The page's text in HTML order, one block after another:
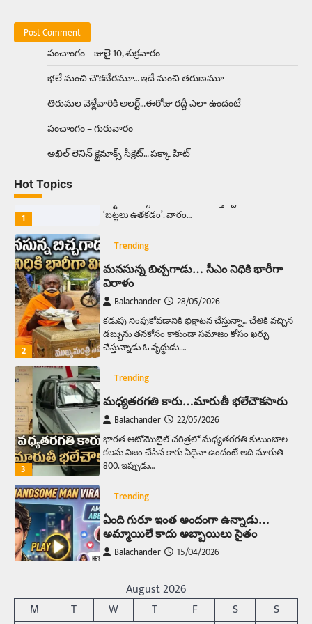
పంచాంగం – జులై 10, శుక్రవారం
భలే మంచి చౌకబేరమూ… ఇదే మంచి తరుణమూ
తిరుమల వెళ్లేవారికి అలర్ట్‌…ఈరోజు రద్దీ ఎలా ఉందంటే
పంచాంగం – గురువారం
అఖిల్‌ లెనిన్ క్లైమాక్స్‌ సీక్రెట్‌… పక్కా హిట్‌
Hot Topics
Balachander
ఉత్తర ప్రదేశ్‌లోని ఝాన్సీ జిల్లాలో ఒక వింతైన రోడ్డు
ప్రమాదం చోటుచేసుకుంది. ఝాన్సీ–కాన్పూర్ జాతీయ
రహదారిపై వేల సంఖ్యలో బీరు…
1
Trending
అక్కడ ఆదివారం బట్టలు ఉతికితే…జైలుకే
సాఫ్ట్‌వేర్ ఉద్యోగి వరకు అందరికీ గుర్తొచ్చే మొదటి పని
‘బట్టలు ఉతకడం’. వారం…
2
Trending
మనసున్న బిచ్చగాడు… సీఎం నిధికి భారీగా
విరాళం
Balachander 28/05/2026
కడుపు నింపుకోవడానికి భిక్షాటన చేస్తున్నా… చేతికి వచ్చిన
డబ్బును తనకోసం కాకుండా సమాజం కోసం ఖర్చు
చేస్తున్నాడు ఓ వృద్ధుడు.…
3
Trending
మధ్యతరగతి కారు…మారుతీ భలేచౌకసారు
Balachander 22/05/2026
భారత ఆటోమొబైల్ చరిత్రలో మధ్యతరగతి కుటుంబాల
కలను నిజం చేసిన కారు ఏదైనా ఉందంటే అది మారుతి
800. ఇప్పుడు…
4
Trending
ఏంది గురూ ఇంత అందంగా ఉన్నాడు…
అమ్మాయిలే కాదు అబ్బాయిలు సైతం
Balachander 15/04/2026
బోమ్మ అని పిలుస్తాం. స్పెయిన్‌ అమ్మాయిలు చాలా
అందంగా ఉంటారనే నానుడి…
August 2026
M
T W T F S
S